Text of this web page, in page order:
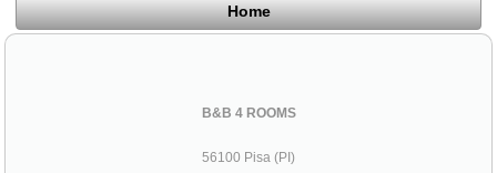
Home
B&B 4 ROOMS
56100 Pisa (PI)